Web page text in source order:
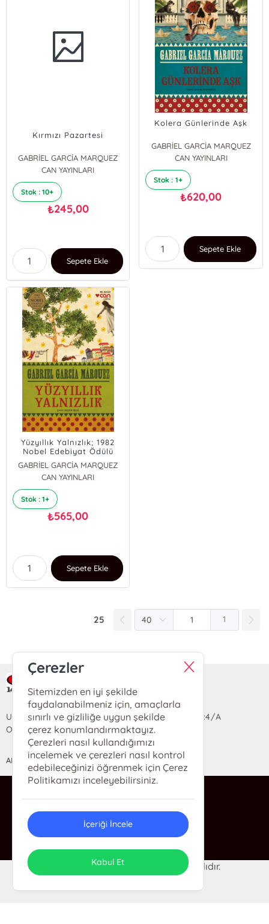
Kırmızı Pazartesi
GABRİEL GARCİA MARQUEZ
CAN YAYINLARI
Stok : 10+
₺245,00
Sepete Ekle
Kolera Günlerinde Aşk
GABRİEL GARCİA MARQUEZ
CAN YAYINLARI
Stok : 1+
₺620,00
Sepete Ekle
Yüzyıllık Yalnızlık; 1982
Nobel Edebiyat Ödülü
GABRİEL GARCİA MARQUEZ
CAN YAYINLARI
Stok : 1+
₺565,00
Sepete Ekle
25 1
Ra Yayın Kitabevi
Uzun Sokak Saray Çarşısı Lara Sineması Girişi No:4/A
Ortahisar/TRABZON
ANASAYFA YARDIM İLETİŞİM
0(462) 326 49 71
© 2024 Ra Kitabevi. Her hakkı saklıdır.
Çerezler
Sitemizden en iyi şekilde
faydalanabilmeniz için, amaçlarla
sınırlı ve gizliliğe uygun şekilde
çerez konumlandırmaktayız.
Çerezleri nasıl kullandığımızı
incelemek ve çerezleri nasıl kontrol
edebileceğinizi öğrenmek için Çerez
Politikamızı inceleyebilirsiniz.
İçeriği İncele
Kabul Et